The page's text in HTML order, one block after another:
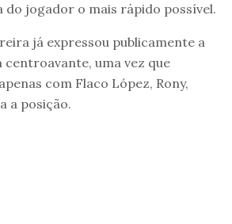
do jogador o mais rápido possível.
já expressou publicamente a
centroavante, uma vez que
com Flaco López, Rony,
a posição.